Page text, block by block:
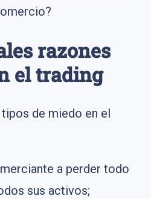
razones
el trading
de miedo en el
a perder todo
sus activos;